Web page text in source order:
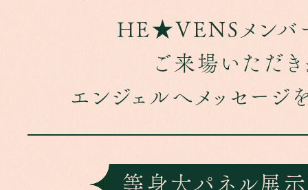
HE★VENSメンバ
ご来場いただき
エンジェルへメッセージ
等身大パネル展示